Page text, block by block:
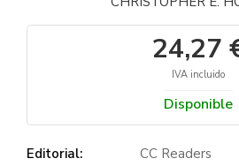
24,27
IVA incluido
Disponible
Editorial:
CC Readers